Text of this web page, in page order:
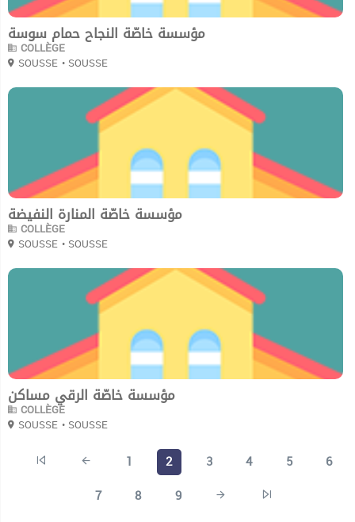
مؤسسة خاصّة النجاح حمام سوسة
COLLÈGE
SOUSSE • SOUSSE
مؤسسة خاصّة المنارة النفيضة
COLLÈGE
SOUSSE • SOUSSE
مؤسسة خاصّة الرقي مساكن
COLLÈGE
SOUSSE • SOUSSE
1 2 3 4 5
6
7
8 9